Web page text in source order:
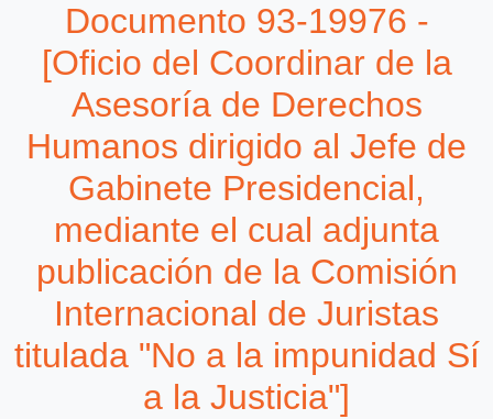
Documento 93-566 - [Carta al Presidente de los Estados Unidos de América]
Documento 93-567 - [Carta al Presidente de la Universidad de París I Panthéon-Sorbonne]
Documento 93-568 - [Agradece regalo recibido por el Presidente de la República del Paraguay]
19 más...
Documento 93-19976 -
[Oficio del Coordinar de la
Asesoría de Derechos
Humanos dirigido al Jefe de
Gabinete Presidencial,
mediante el cual adjunta
publicación de la Comisión
Internacional de Juristas
titulada "No a la impunidad Sí
a la Justicia"]